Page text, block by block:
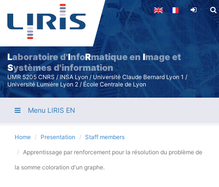
Skip
main
content
Laboratoire d'InfoRmatique enImage et
Systèmes d'information
UMR 5205 CNRS / INSA Lyon / Université Claude Bernard Lyon 1 /
Université Lumière Lyon 2 / École Centrale de Lyon
Menu LIRIS EN
Home Presentation Staff members
Apprentissage par renforcement pour la résolution du problème de
la somme coloration d'un graphe.